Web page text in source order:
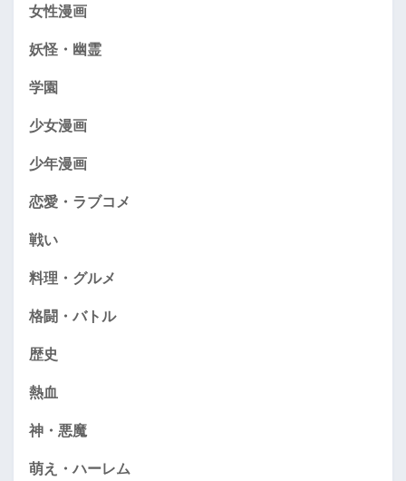
女性漫画
妖怪・幽霊
学園
少女漫画
少年漫画
恋愛・ラブコメ
戦い
料理・グルメ
格闘・バトル
歴史
熱血
神・悪魔
萌え・ハーレム